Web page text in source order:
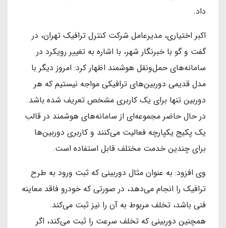
داد.
اکبر اختیاری، مدیرعامل شرکت کنترل ترافیک تهران، در
گفت و گو با خبرنگار شهر، با اشاره به تغییر رویکرد در
سامانه‌های حمل‌ونقل هوشمند اظهار کرد: امروز دیگر با
مدل قدیمی دوربین‌های ترافیکی مواجه نیستیم که هر
دوربین تنها برای یک کاربری مشخص تعریف شده باشد.
در حال حاضر مجموعه‌ای از سامانه‌های هوشمند در قالب
یک پکیج یکپارچه فعالیت می‌کنند و کاربری دوربین‌ها
برای چندین خدمت مختلف قابل استفاده است.
وی افزود: به عنوان مثال دوربینی که ثبت ورود به طرح
ترافیک را انجام می‌دهد، در صورتی که خودرو فاقد معاینه
فنی باشد، تخلف مربوط به آن را نیز ثبت می‌کند.
همچنین دوربینی که تخلف سرعت را ثبت می‌کند، اگر